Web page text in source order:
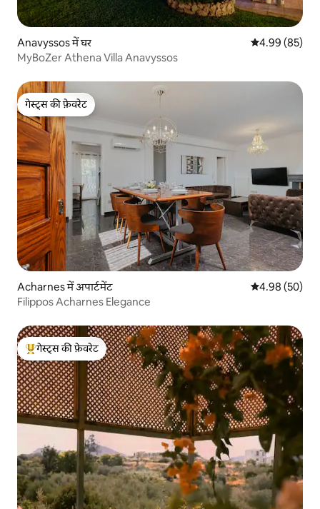
Anavyssos में घर औसत रेटिंग 5 में
4.99 (85)
MyBoZer Athena Villa Anavyssos
गेस्ट्स की फ़ेवरेट
गेस्ट्स की फ़ेवरेट
Acharnes में अपार्टमेंट औसत रेटिंग 5 में
4.98 (50)
Filippos Acharnes Elegance
गेस्ट्स का टॉप फ़ेवरेट
गेस्ट्स की फ़ेवरेट